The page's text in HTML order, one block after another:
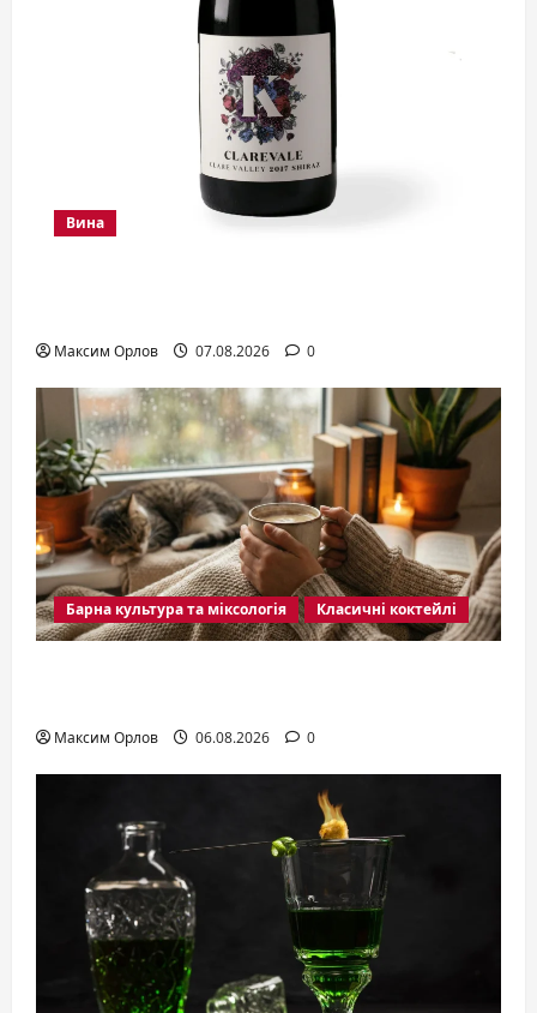
Вина
Максим Орлов 07.08.2026 0
Барна культура та міксологія Класичні коктейлі
Максим Орлов 06.08.2026 0